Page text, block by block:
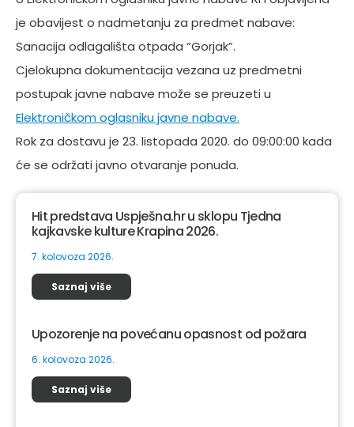
je obavijest o nadmetanju za predmet nabave:
Sanacija odlagališta otpada “Gorjak”.
Cjelokupna dokumentacija vezana uz predmetni
postupak javne nabave može se preuzeti u
Elektroničkom oglasniku javne nabave.
Rok za dostavu je 23. listopada 2020. do 09:00:00 kada
će se održati javno otvaranje ponuda.
Hit predstava Uspješna.hr u sklopu Tjedna
kajkavske kulture Krapina 2026.
7. kolovoza 2026.
Saznaj više
Upozorenje na povećanu opasnost od požara
6. kolovoza 2026.
Saznaj više